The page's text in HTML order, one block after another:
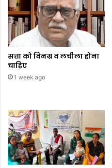
सत्ता को विनम्र व लचीला होना
चाहिए
1 week ago